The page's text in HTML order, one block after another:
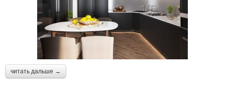
читать дальше →